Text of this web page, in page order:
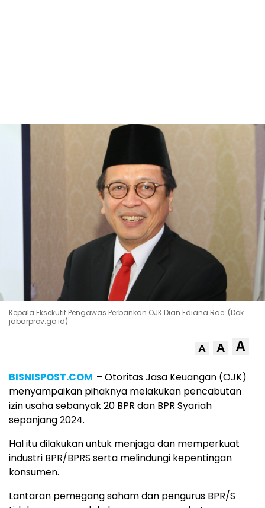
Kepala Eksekutif Pengawas Perbankan OJK Dian Ediana Rae. (Dok.
jabarprov.go.id)
A A A
BISNISPOST.COM – Otoritas Jasa Keuangan (OJK)
menyampaikan pihaknya melakukan pencabutan
izin usaha sebanyak 20 BPR dan BPR Syariah
sepanjang 2024.
Hal itu dilakukan untuk menjaga dan memperkuat
industri BPR/BPRS serta melindungi kepentingan
konsumen.
Lantaran pemegang saham dan pengurus BPR/S